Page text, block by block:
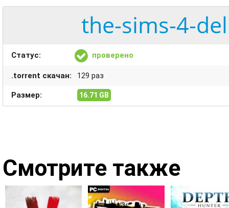
the-sims-4-
Статус: проверено
.torrent скачан: 129 раз
Размер: 16.71 GB
Смотрите также